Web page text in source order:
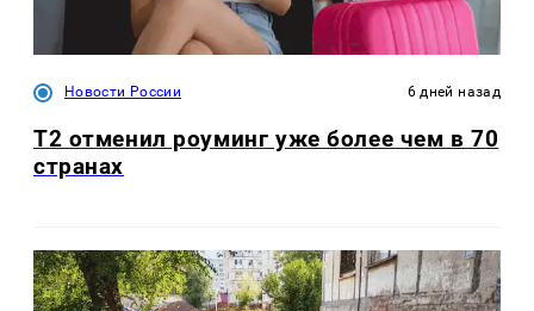
Новости России 6 дней назад
Т2 отменил роуминг уже более чем в 70
странах